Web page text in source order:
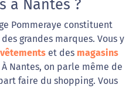
à Nantes ?
Pommeraye constituent
grandes marques. Vous y
et des magasins
Nantes, on parle même de
faire du shopping. Vous